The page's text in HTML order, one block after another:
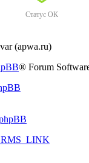
Статус ОК
(apwa.ru)
® Forum